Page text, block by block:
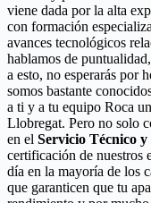
viene dada por la alta
con formación
avances tecnológicos
hablamos de
a esto, no esperarás por
somos bastante
a ti y a tu equipo Roca
Llobregat. Pero no solo
en el Servicio Técnico
certificación de nuestros
día en la mayoría de los
que garanticen que tu